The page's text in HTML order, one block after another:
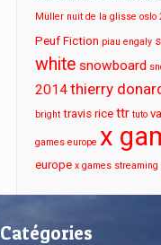
Müller nuit de la glisse oslo
Peuf Fiction piau engaly
white snowboard
2014thierry
bright travis rice ttr tuto
games europe x
europe x games streaming
Catégories